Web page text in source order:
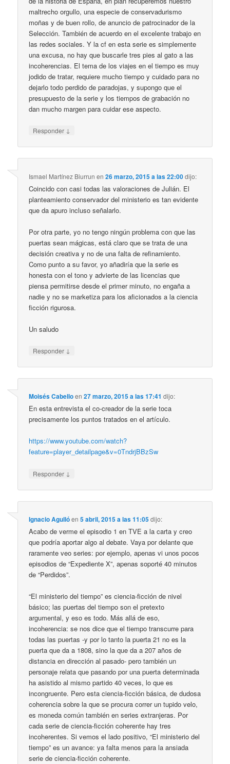
maltrecho orgullo, una especie de conservadurismo
moñas y de buen rollo, de anuncio de patrocinador de la
Selección. También de acuerdo en el excelente trabajo en
las redes sociales. Y la cf en esta serie es simplemente
una excusa, no hay que buscarle tres pies al gato a las
incoherencias. El tema de los viajes en el tiempo es muy
jodido de tratar, requiere mucho tiempo y cuidado para no
dejarlo todo perdido de paradojas, y supongo que el
presupuesto de la serie y los tiempos de grabación no
dan mucho margen para cuidar ese aspecto.
Responder ↓
Ismael Martínez Biurrun en26 marzo, 2015 a las 22:00dijo:
Coincido con casi todas las valoraciones de Julián. El
planteamiento conservador del ministerio es tan evidente
que da apuro incluso señalarlo.
Por otra parte, yo no tengo ningún problema con que las
puertas sean mágicas, está claro que se trata de una
decisión creativa y no de una falta de refinamiento.
Como punto a su favor, yo añadiría que la serie es
honesta con el tono y advierte de las licencias que
piensa permitirse desde el primer minuto, no engaña a
nadie y no se marketiza para los aficionados a la ciencia
ficción rigurosa.
Un saludo
Responder ↓
Moisés Cabelloen27 marzo, 2015 a las 17:41 dijo:
En esta entrevista el co-creador de la serie toca
precisamente los puntos tratados en el artículo.
https://www.youtube.com/watch?
feature=player_detailpage&v=0TndrjBBzSw
Responder ↓
Ignacio Agullóen5 abril, 2015 a las 11:05dijo:
Acabo de verme el episodio 1 en TVE a la carta y creo
que podría aportar algo al debate. Vaya por delante que
raramente veo series: por ejemplo, apenas vi unos pocos
episodios de “Expediente X”, apenas soporté 40 minutos
de “Perdidos”.
“El ministerio del tiempo” es ciencia-ficción de nivel
básico; las puertas del tiempo son el pretexto
argumental, y eso es todo. Más allá de eso,
incoherencia: se nos dice que el tiempo transcurre para
todas las puertas -y por lo tanto la puerta 21 no es la
puerta que da a 1808, sino la que da a 207 años de
distancia en dirección al pasado- pero también un
personaje relata que pasando por una puerta determinada
ha asistido al mismo partido 40 veces, lo que es
incongruente. Pero esta ciencia-ficción básica, de dudosa
coherencia sobre la que se procura correr un tupido velo,
es moneda común también en series extranjeras. Por
cada serie de ciencia-ficción coherente hay tres
incoherentes. Si vemos el lado positivo, “El ministerio del
tiempo” es un avance: ya falta menos para la ansiada
serie de ciencia-ficción coherente.